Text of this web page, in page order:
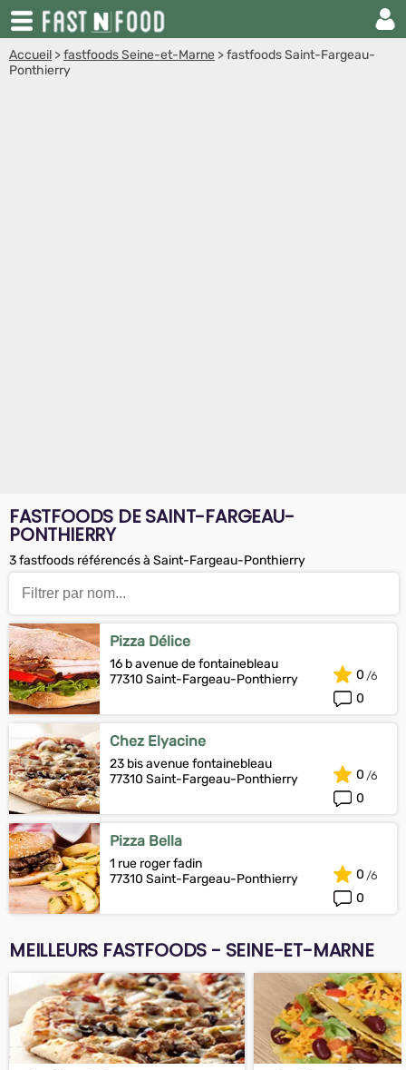
Accueil >fastfoods Seine-et-Marne >fastfoods Saint-Fargeau-
Ponthierry
FASTFOODS DE SAINT-FARGEAU-
PONTHIERRY
3 fastfoods référencés à Saint-Fargeau-Ponthierry
Pizza Délice
16 b avenue de fontainebleau
77310 Saint-Fargeau-Ponthierry
0
0
Chez Elyacine
23 bis avenue fontainebleau
77310 Saint-Fargeau-Ponthierry
0
0
Pizza Bella
1 rue roger fadin
77310 Saint-Fargeau-Ponthierry
0
0
MEILLEURS FASTFOODS - SEINE-ET-MARNE